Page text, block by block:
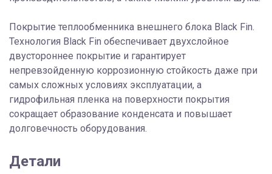
Покрытие теплообменника внешнего блока Black Fin.
Технология Black Fin обеспечивает двухслойное
двустороннее покрытие и гарантирует
непревзойденную коррозионную стойкость даже при
самых сложных условиях эксплуатации, а
гидрофильная пленка на поверхности покрытия
сокращает образование конденсата и повышает
долговечность оборудования.
Детали